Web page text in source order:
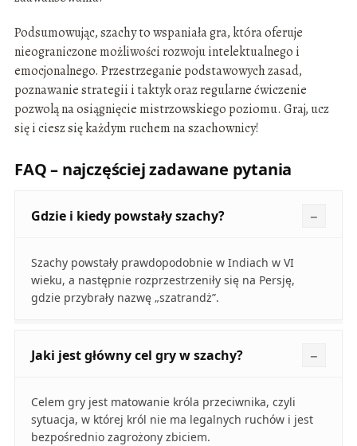
Podsumowując, szachy to wspaniała gra, która oferuje
nieograniczone możliwości rozwoju intelektualnego i
emocjonalnego. Przestrzeganie podstawowych zasad,
poznawanie strategii i taktyk oraz regularne ćwiczenie
pozwolą na osiągnięcie mistrzowskiego poziomu. Graj, ucz
się i ciesz się każdym ruchem na szachownicy!
FAQ – najczęściej zadawane pytania
Gdzie i kiedy powstały szachy?
Szachy powstały prawdopodobnie w Indiach w VI
wieku, a następnie rozprzestrzeniły się na Persję,
gdzie przybrały nazwę „szatrandż”.
Jaki jest główny cel gry w szachy?
Celem gry jest matowanie króla przeciwnika, czyli
sytuacja, w której król nie ma legalnych ruchów i jest
bezpośrednio zagrożony zbiciem.